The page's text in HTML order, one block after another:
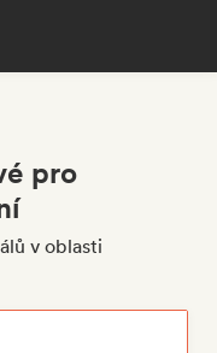
pro
v oblasti